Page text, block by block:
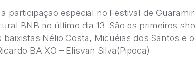
participação especial no Festival de
BNB no último dia 13. São os primeiros
Nélio Costa, Miquéias dos Santos e
BAIXO – Elisvan Silva(Pipoca)